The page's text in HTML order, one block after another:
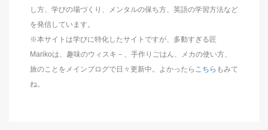
し方、学びの場づくり、メンタルの保ち方、英語の学習方法など
を発信しています。
※本サイトは学びに特化したサイトですが、多動すぎる匠
Marikoは、趣味のウィスキ－、手作りごはん、メカの使い方、
旅のことをメインブログで日々更新中。よかったら こちら もみて
ね。